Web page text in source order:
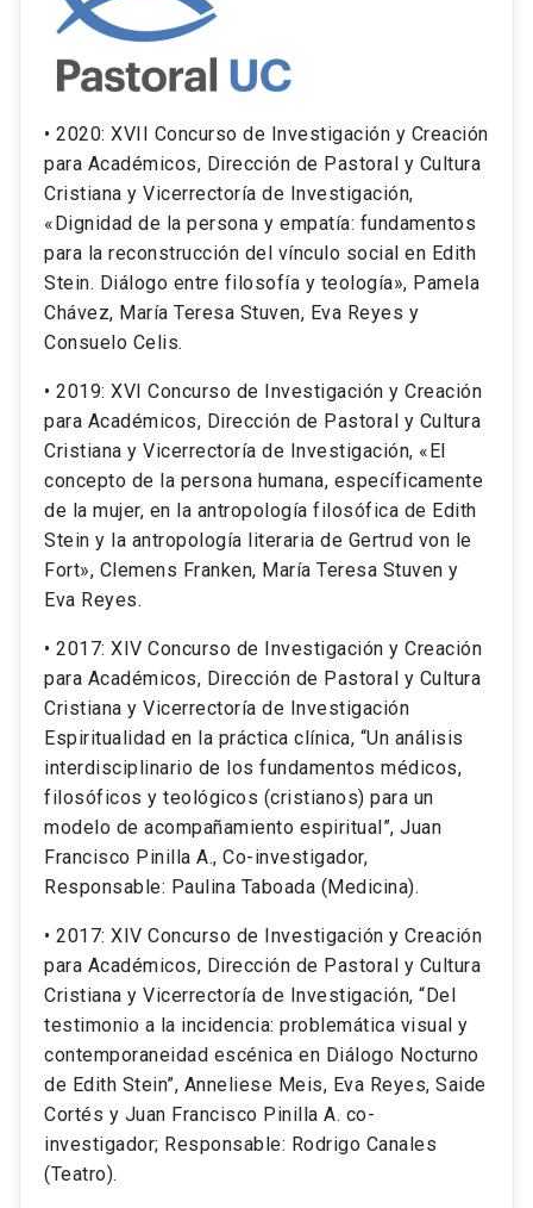
• 2020: XVII Concurso de Investigación y Creación
para Académicos, Dirección de Pastoral y Cultura
Cristiana y Vicerrectoría de Investigación,
«Dignidad de la persona y empatía: fundamentos
para la reconstrucción del vínculo social en Edith
Stein. Diálogo entre filosofía y teología», Pamela
Chávez, María Teresa Stuven, Eva Reyes y
Consuelo Celis.
• 2019: XVI Concurso de Investigación y Creación
para Académicos, Dirección de Pastoral y Cultura
Cristiana y Vicerrectoría de Investigación, «El
concepto de la persona humana, específicamente
de la mujer, en la antropología filosófica de Edith
Stein y la antropología literaria de Gertrud von le
Fort», Clemens Franken, María Teresa Stuven y
Eva Reyes.
• 2017: XIV Concurso de Investigación y Creación
para Académicos, Dirección de Pastoral y Cultura
Cristiana y Vicerrectoría de Investigación
Espiritualidad en la práctica clínica, “Un análisis
interdisciplinario de los fundamentos médicos,
filosóficos y teológicos (cristianos) para un
modelo de acompañamiento espiritual”, Juan
Francisco Pinilla A., Co-investigador,
Responsable: Paulina Taboada (Medicina).
• 2017: XIV Concurso de Investigación y Creación
para Académicos, Dirección de Pastoral y Cultura
Cristiana y Vicerrectoría de Investigación, “Del
testimonio a la incidencia: problemática visual y
contemporaneidad escénica en Diálogo Nocturno
de Edith Stein”, Anneliese Meis, Eva Reyes, Saide
Cortés y Juan Francisco Pinilla A. co-
investigador; Responsable: Rodrigo Canales
(Teatro).